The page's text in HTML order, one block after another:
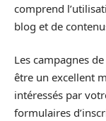
comprend
blog et de
Les campagnes de
être un excellent
intéressés par
formulaires